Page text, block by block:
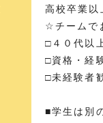
高校卒業以
☆チームで
□４０代以
□資格・経
□未経験者
■学生は別